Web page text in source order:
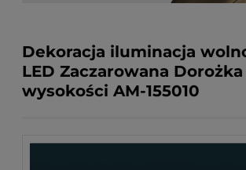
Dekoracja iluminacja
LED Zaczarowana Dorożka
wysokości AM-155010